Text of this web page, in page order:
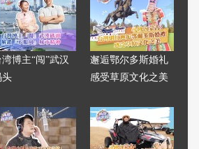
湾博主“闯”武汉
头
邂逅鄂尔多斯婚礼
感受草原文化之美